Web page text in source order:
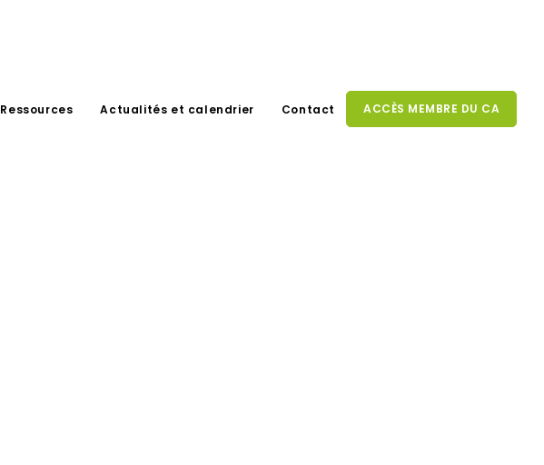
Ressources Actualités et calendrier Contact ACCÈS MEMBRE DU CA